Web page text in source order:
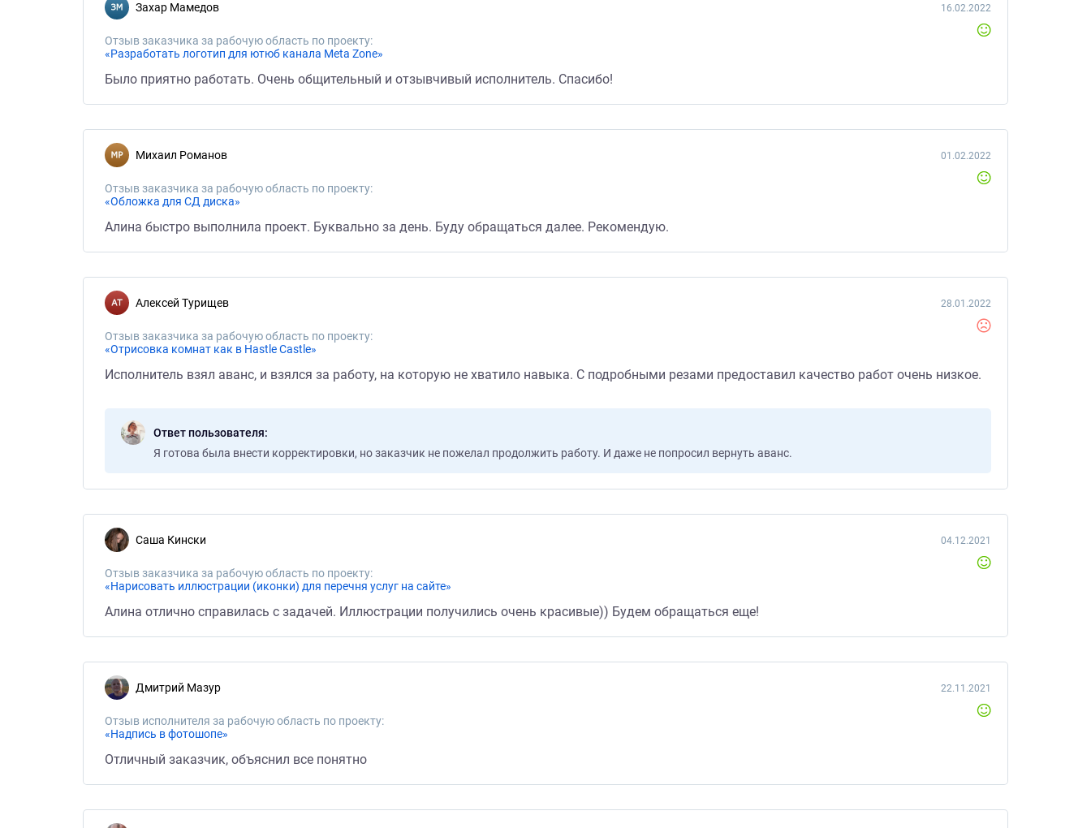
Захар Мамедов
Отзыв заказчика за рабочую область по проекту:
«Разработать логотип для ютюб канала Meta Zone»
16.02.2022
Было приятно работать. Очень общительный и отзывчивый исполнитель. Спасибо!
Михаил Романов
Отзыв заказчика за рабочую область по проекту:
«Обложка для СД диска»
01.02.2022
Алина быстро выполнила проект. Буквально за день. Буду обращаться далее. Рекомендую.
Алексей Турищев
Отзыв заказчика за рабочую область по проекту:
«Отрисовка комнат как в Hastle Castle»
28.01.2022
Исполнитель взял аванс, и взялся за работу, на которую не хватило навыка. С подробными резами предоставил качество работ очень низкое.
Ответ пользователя
Я готова была внести корректировки, но заказчик не пожелал продолжить работу. И даже не попросил вернуть аванс.
Саша Кински
Отзыв заказчика за рабочую область по проекту:
«Нарисовать иллюстрации (иконки) для перечня услуг на сайте»
04.12.2021
Алина отлично справилась с задачей. Иллюстрации получились очень красивые)) Будем обращаться еще!
Дмитрий Мазур
Отзыв исполнителя за рабочую область по проекту:
«Надпись в фотошопе»
22.11.2021
Отличный заказчик, объяснил все понятно